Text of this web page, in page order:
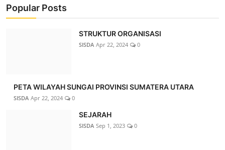
Popular Posts
‎‎STRUKTUR ORGANISASI
SISDA Apr 22, 2024 0
PETA WILAYAH SUNGAI PROVINSI SUMATERA UTARA
SISDA Apr 22, 2024 0
SEJARAH
SISDA Sep 1, 2023 0